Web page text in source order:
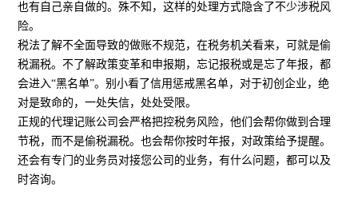
也有自己亲自做的。殊不知，这样的处理方式隐含了不少涉税风
险。
税法了解不全面导致的做账不规范，在税务机关看来，可就是偷
税漏税。不了解政策变革和申报期，忘记报税或是忘了年报，都
会进入“黑名单”。别小看了信用惩戒黑名单，对于初创企业，绝
对是致命的，一处失信，处处受限。
正规的代理记账公司会严格把控税务风险，他们会帮你做到合理
节税，而不是偷税漏税。也会帮你按时年报，对政策给予提醒。
还会有专门的业务员对接您公司的业务，有什么问题，都可以及
时咨询。